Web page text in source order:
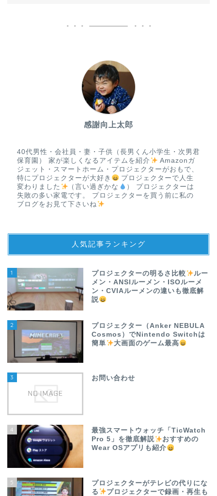
感謝向上太郎
40代男性・会社員・妻・子供（長男くん小学生・次男君
保育園） 家が楽しくなるアイテムを紹介
Amazonガ
ジェット・スマートホーム・プロジェクターがおもで、
特にプロジェクターが大好き
プロジェクターで人生
変わりました
（言い過ぎかな
） プロジェクターは
失敗の多い家電です。 プロジェクターを買う前に私の
ブログをお見て下さいね
人気記事ランキング
1 プロジェクターの明るさ比較
ルー
メン・ANSIルーメン・ISOルーメ
ン・CVIAルーメンの違いも徹底解
説
2
プロジェクター（Anker NEBULA
Cosmos）でNintendo Switchは
簡単
大画面のゲーム最高
3 お問い合わせ
4
最強スマートウォッチ「TicWatch
Pro 5」を徹底解説
おすすめの
Wear OSアプリも紹介
5
プロジェクターがテレビの代りにな
る
プロジェクターで録画・再生も